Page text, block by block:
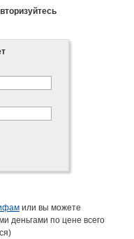
или вы можете
деньгами по цене всего